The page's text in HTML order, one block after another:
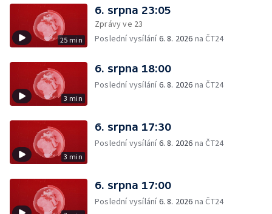
25 min
6. srpna 23:05
Zprávy ve 23
Poslední vysílání6. 8. 2026 na ČT24
3 min
6. srpna 18:00
Poslední vysílání6. 8. 2026 na ČT24
3 min
6. srpna 17:30
Poslední vysílání6. 8. 2026 na ČT24
6. srpna 17:00
Poslední vysílání6. 8. 2026 na ČT24